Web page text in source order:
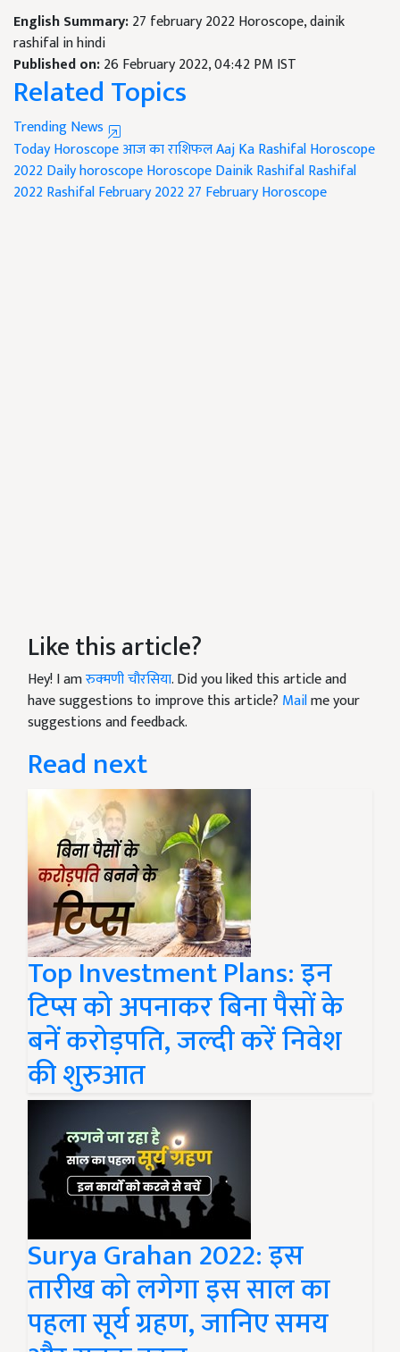
English Summary:27 february 2022 Horoscope, dainik
rashifal in hindi
Published on:26 February 2022, 04:42 PM IST
Related Topics
Trending News
Today Horoscopeआज का राशिफलAaj Ka RashifalHoroscope
2022Daily horoscopeHoroscopeDainik RashifalRashifal
2022Rashifal February 202227 February Horoscope
Like this article?
Hey! I amरुक्मणी चौरसिया. Did you liked this article and
have suggestions to improve this article? Mailme your
suggestions and feedback.
Read next
Top Investment Plans: इन
टिप्स को अपनाकर बिना पैसों के
बनें करोड़पति, जल्दी करें निवेश
की शुरुआत
Surya Grahan 2022: इस
तारीख को लगेगा इस साल का
पहला सूर्य ग्रहण, जानिए समय